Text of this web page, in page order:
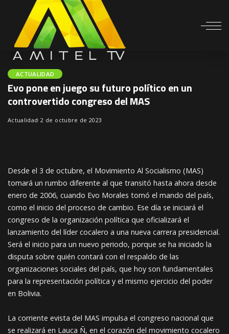
ACTUALIDAD
Evo pone en juego su futuro político en un
controvertido congreso del MAS
Actualidad 2 de octubre de 2023
Desde el 3 de octubre, el Movimiento Al Socialismo (MAS)
tomará un rumbo diferente al que transitó hasta ahora desde
enero de 2006, cuando Evo Morales tomó el mando del país,
como el inicio del proceso de cambio. Ese día se iniciará el
congreso de la organización política que oficializará el
lanzamiento del líder cocalero a una nueva carrera presidencial.
Será el inicio para un nuevo periodo, porque se ha iniciado la
disputa sobre quién contará con el respaldo de las
organizaciones sociales del país, que hoy son fundamentales
para la representación política y el mismo ejercicio del poder
en Bolivia.
La corriente evista del MAS impulsa el congreso nacional que
se realizará en Lauca Ñ, en el corazón del movimiento cocalero